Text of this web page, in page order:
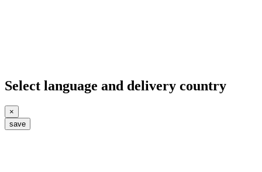
Select language and delivery country
×